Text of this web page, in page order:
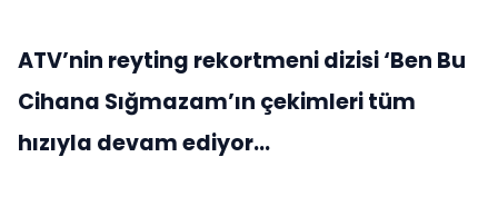
ATV’nin reyting rekortmeni dizisi ‘Ben Bu
Cihana Sığmazam’ın çekimleri tüm
hızıyla devam ediyor…